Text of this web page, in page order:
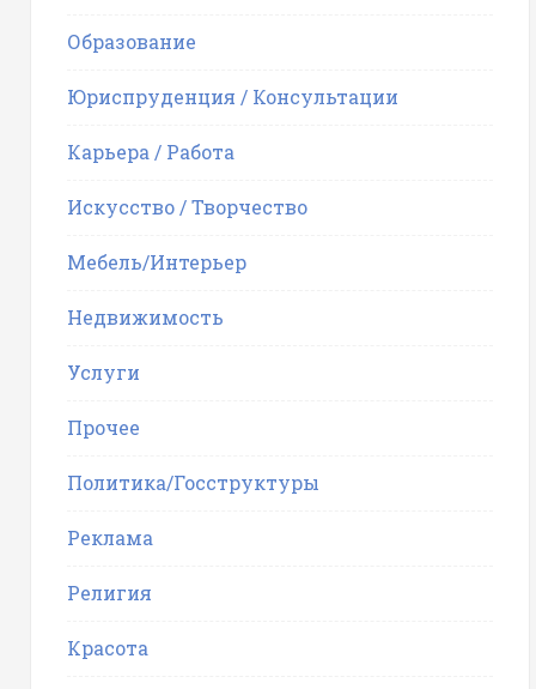
Образование
Юриспруденция / Консультации
Карьера / Работа
Искусство / Творчество
Мебель/Интерьер
Недвижимость
Услуги
Прочее
Политика/Госструктуры
Реклама
Религия
Красота